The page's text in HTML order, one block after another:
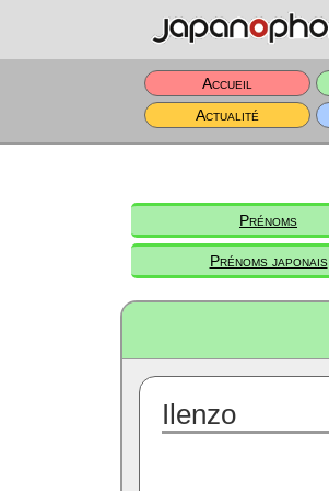
Accueil
Actualité
Prénoms
Prénoms japonais
Ilenzo